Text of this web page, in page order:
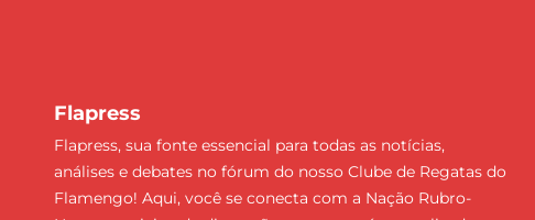
Flapress
Flapress, sua fonte essencial para todas as notícias,
análises e debates no fórum do nosso Clube de Regatas do
Flamengo! Aqui, você se conecta com a Nação Rubro-